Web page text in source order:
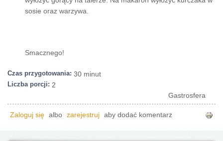
sosie oraz warzywa.
Smacznego!
Czas przygotowania: 30 minut
Liczba porcji: 2
Gastrosfera
Zaloguj się albo zarejestruj aby dodać komentarz